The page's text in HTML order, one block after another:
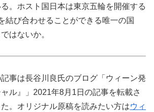
。ホスト国日本は東京五輪を開催する
結び合わせることができる唯一の国
はないか。
事は長谷川良氏のブログ「ウィーン発
ャル』」2021年8月1日の記事を転載さ
。オリジナル原稿を読みたい方はウィ